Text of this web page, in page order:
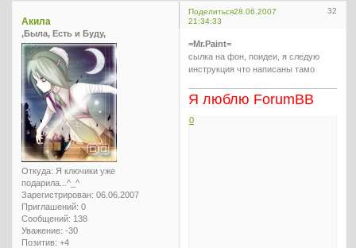
Поделиться 32
28.06.2007
21:34:33
Акила
,Была, Есть и Буду,
Откуда: Я ключики уже
подарила...^_^
Зарегистрирован: 06.06.2007
Приглашений: 0
Сообщений: 138
Уважение: -30
Позитив: +4
=Mr.Paint=
сылка на фон, поидеи, я следую
инструкция что написаны тамо
Я люблю ForumBB
0